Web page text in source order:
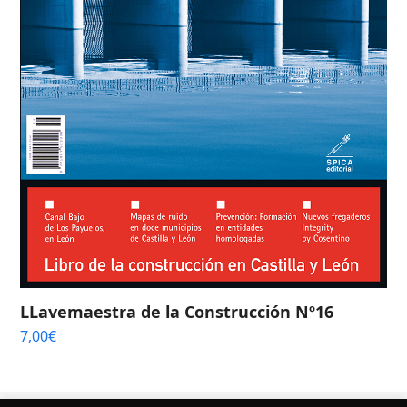
LLavemaestra de la Construcción Nº16
7,00€